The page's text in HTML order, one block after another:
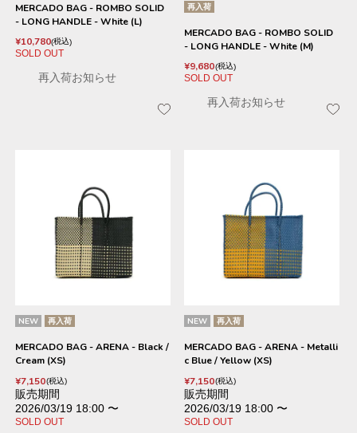
MERCADO BAG - ROMBO SOLID
- LONG HANDLE - White (L)
¥10,780 税込
SOLD OUT
再入荷お知らせ
再入荷
MERCADO BAG - ROMBO SOLID
- LONG HANDLE - White (M)
¥9,680 税込
SOLD OUT
再入荷お知らせ
NEW 再入荷
MERCADO BAG - ARENA - Black /
Cream (XS)
¥7,150 税込
販売期間
2026/03/19 18:00 〜
SOLD OUT
NEW 再入荷
MERCADO BAG - ARENA - Metalli
c Blue / Yellow (XS)
¥7,150 税込
販売期間
2026/03/19 18:00 〜
SOLD OUT